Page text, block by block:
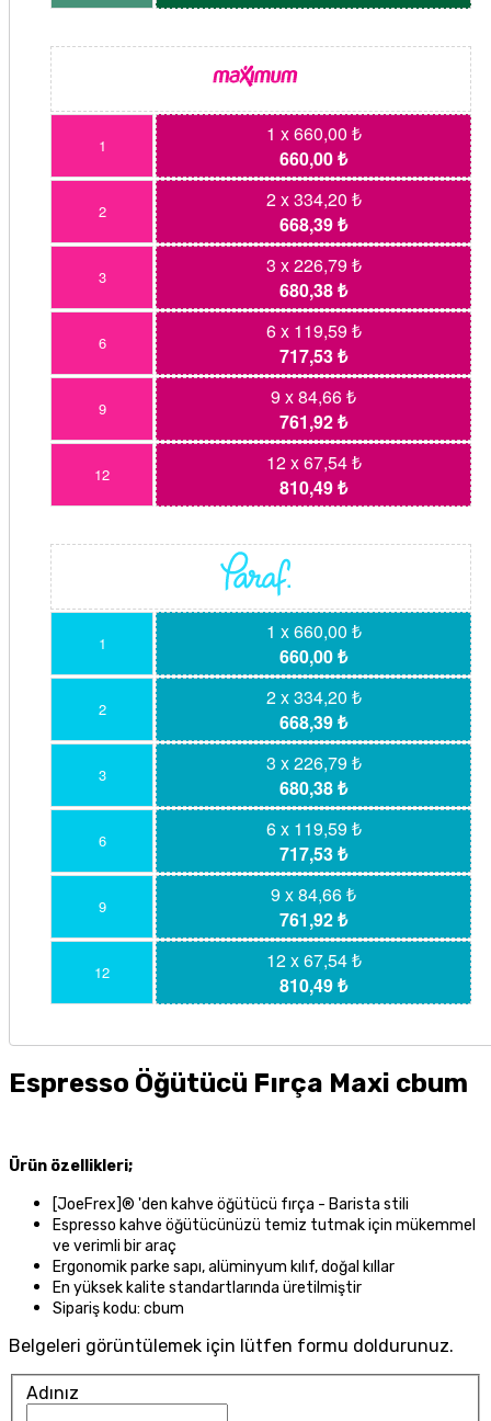
1
1 x 660,00 ₺
660,00 ₺
2
2 x 334,20 ₺
668,39 ₺
3
3 x 226,79 ₺
680,38 ₺
6
6 x 119,59 ₺
717,53 ₺
9
9 x 84,66 ₺
761,92 ₺
12
12 x 67,54 ₺
810,49 ₺
1
1 x 660,00 ₺
660,00 ₺
2
2 x 334,20 ₺
668,39 ₺
3
3 x 226,79 ₺
680,38 ₺
6
6 x 119,59 ₺
717,53 ₺
9
9 x 84,66 ₺
761,92 ₺
12
12 x 67,54 ₺
810,49 ₺
Espresso Öğütücü Fırça Maxi cbum
Ürün özellikleri;
[JoeFrex]® 'den kahve öğütücü fırça - Barista stili
Espresso kahve öğütücünüzü temiz tutmak için mükemmel
ve verimli bir araç
Ergonomik parke sapı, alüminyum kılıf, doğal kıllar
En yüksek kalite standartlarında üretilmiştir
Sipariş kodu: cbum
Belgeleri görüntülemek için lütfen formu doldurunuz.
Adınız